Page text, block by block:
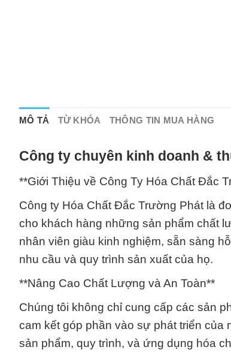
MÔ TẢ TỪ KHÓA THÔNG TIN MUA HÀNG
Công ty chuyên kinh doanh &
**Giới Thiệu về Công Ty Hóa Chất Đắc
Công ty Hóa Chất Đắc Trường Phát là
cho khách hàng những sản phẩm chất
nhân viên giàu kinh nghiệm, sẵn sàng
nhu cầu và quy trình sản xuất của họ.
**Nâng Cao Chất Lượng và An Toàn**
Chúng tôi không chỉ cung cấp các sản
cam kết góp phần vào sự phát triển của
sản phẩm, quy trình, và ứng dụng hóa